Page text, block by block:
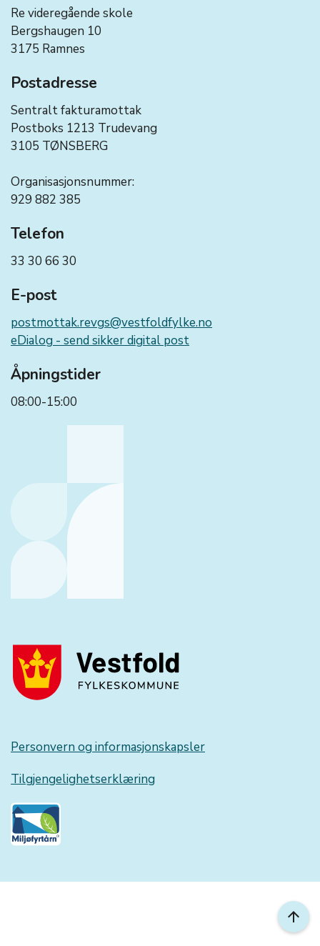
arrow_upward
Re videregående skole
Bergshaugen 10
3175 Ramnes
Postadresse
Sentralt fakturamottak
Postboks 1213 Trudevang
3105 TØNSBERG
Organisasjonsnummer:
929 882 385
Telefon
33 30 66 30
E-post
postmottak.revgs@vestfoldfylke.no
eDialog - send sikker digital post
Åpningstider
08:00-15:00
Personvern og informasjonskapsler
Tilgjengelighetserklæring